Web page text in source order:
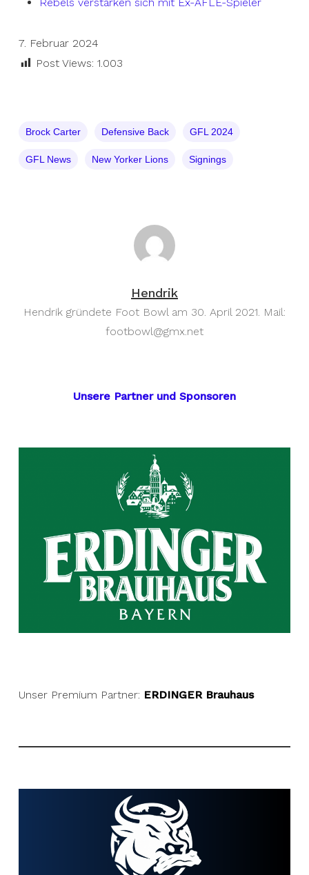
7. Februar 2024
Post Views: 1.003
Brock Carter Defensive Back GFL 2024
GFL News New Yorker Lions Signings
Hendrik
Hendrik gründete Foot Bowl am 30. April 2021. Mail:
footbowl@gmx.net
Unsere Partner und Sponsoren
Unser Premium Partner: ERDINGER Brauhaus